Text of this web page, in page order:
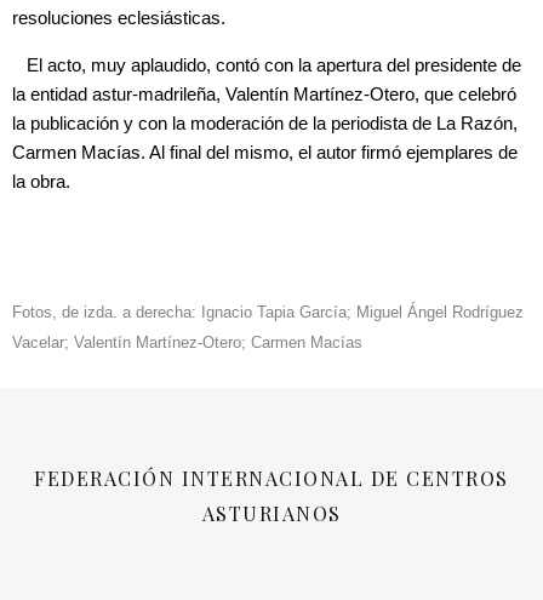
resoluciones eclesiásticas.
El acto, muy aplaudido, contó con la apertura del presidente de
la entidad astur-madrileña, Valentín Martínez-Otero, que celebró
la publicación y con la moderación de la periodista de La Razón,
Carmen Macías. Al final del mismo, el autor firmó ejemplares de
la obra.
Fotos, de izda. a derecha: Ignacio Tapia García; Miguel Ángel Rodríguez
Vacelar; Valentín Martínez-Otero; Carmen Macías
FEDERACIÓN INTERNACIONAL DE CENTROS
ASTURIANOS